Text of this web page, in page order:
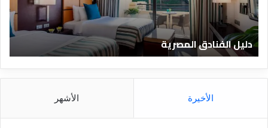
ف
ن
ا
د
ق
ا
ل
ر
دليل الفنادق المصرية
ق
و
الأخيرة الأشهر